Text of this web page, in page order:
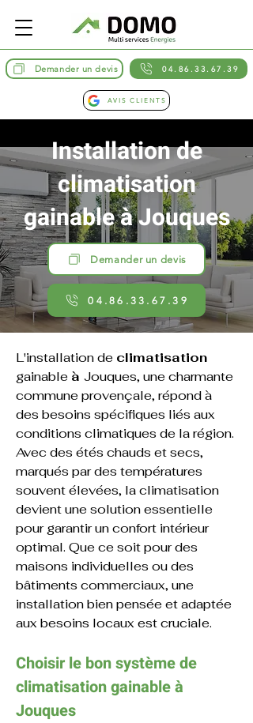
Demander un devis 04.86.33.67.39
AVIS CLIENTS
Installation de
climatisation
gainable à Jouques
Demander un devis
04.86.33.67.39
L'installation de climatisation
gainable à Jouques, une charmante
commune provençale, répond à
des besoins spécifiques liés aux
conditions climatiques de la région.
Avec des étés chauds et secs,
marqués par des températures
souvent élevées, la climatisation
devient une solution essentielle
pour garantir un confort intérieur
optimal. Que ce soit pour des
maisons individuelles ou des
bâtiments commerciaux, une
installation bien pensée et adaptée
aux besoins locaux est cruciale.
Choisir le bon système de
climatisation gainable à
Jouques